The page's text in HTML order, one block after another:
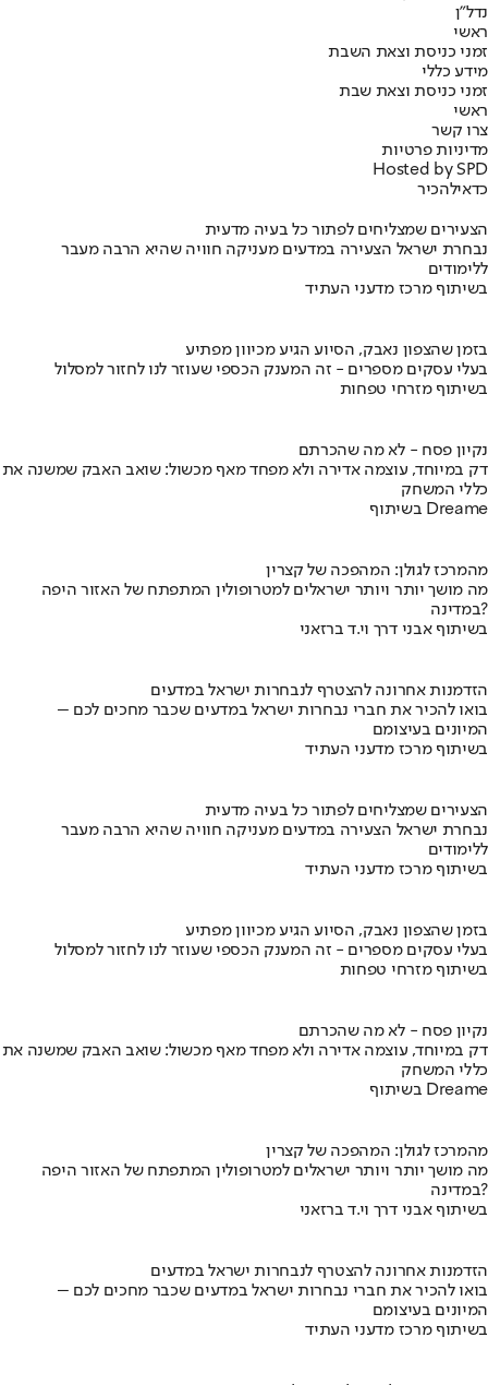
נדל"ן
ראשי
זמני כניסת וצאת השבת
מידע כללי
זמני כניסת וצאת שבת
ראשי
צרו קשר
מדיניות פרטיות
Hosted by SPD
כדאילהכיר
הצעירים שמצליחים לפתור כל בעיה מדעית
נבחרת ישראל הצעירה במדעים מעניקה חוויה שהיא הרבה מעבר
ללימודים
בשיתוף מרכז מדעני העתיד
בזמן שהצפון נאבק, הסיוע הגיע מכיוון מפתיע
בעלי עסקים מספרים - זה המענק הכספי שעוזר לנו לחזור למסלול
בשיתוף מזרחי טפחות
נקיון פסח - לא מה שהכרתם
דק במיוחד, עוצמה אדירה ולא מפחד מאף מכשול: שואב האבק שמשנה את
כללי המשחק
בשיתוף Dreame
מהמרכז לגולן: המהפכה של קצרין
מה מושך יותר ויותר ישראלים למטרופולין המתפתח של האזור היפה
במדינה?
בשיתוף אבני דרך וי.ד ברזאני
הזדמנות אחרונה להצטרף לנבחרות ישראל במדעים
בואו להכיר את חברי נבחרות ישראל במדעים שכבר מחכים לכם –
המיונים בעיצומם
בשיתוף מרכז מדעני העתיד
הצעירים שמצליחים לפתור כל בעיה מדעית
נבחרת ישראל הצעירה במדעים מעניקה חוויה שהיא הרבה מעבר
ללימודים
בשיתוף מרכז מדעני העתיד
בזמן שהצפון נאבק, הסיוע הגיע מכיוון מפתיע
בעלי עסקים מספרים - זה המענק הכספי שעוזר לנו לחזור למסלול
בשיתוף מזרחי טפחות
נקיון פסח - לא מה שהכרתם
דק במיוחד, עוצמה אדירה ולא מפחד מאף מכשול: שואב האבק שמשנה את
כללי המשחק
בשיתוף Dreame
מהמרכז לגולן: המהפכה של קצרין
מה מושך יותר ויותר ישראלים למטרופולין המתפתח של האזור היפה
במדינה?
בשיתוף אבני דרך וי.ד ברזאני
הזדמנות אחרונה להצטרף לנבחרות ישראל במדעים
בואו להכיר את חברי נבחרות ישראל במדעים שכבר מחכים לכם –
המיונים בעיצומם
בשיתוף מרכז מדעני העתיד